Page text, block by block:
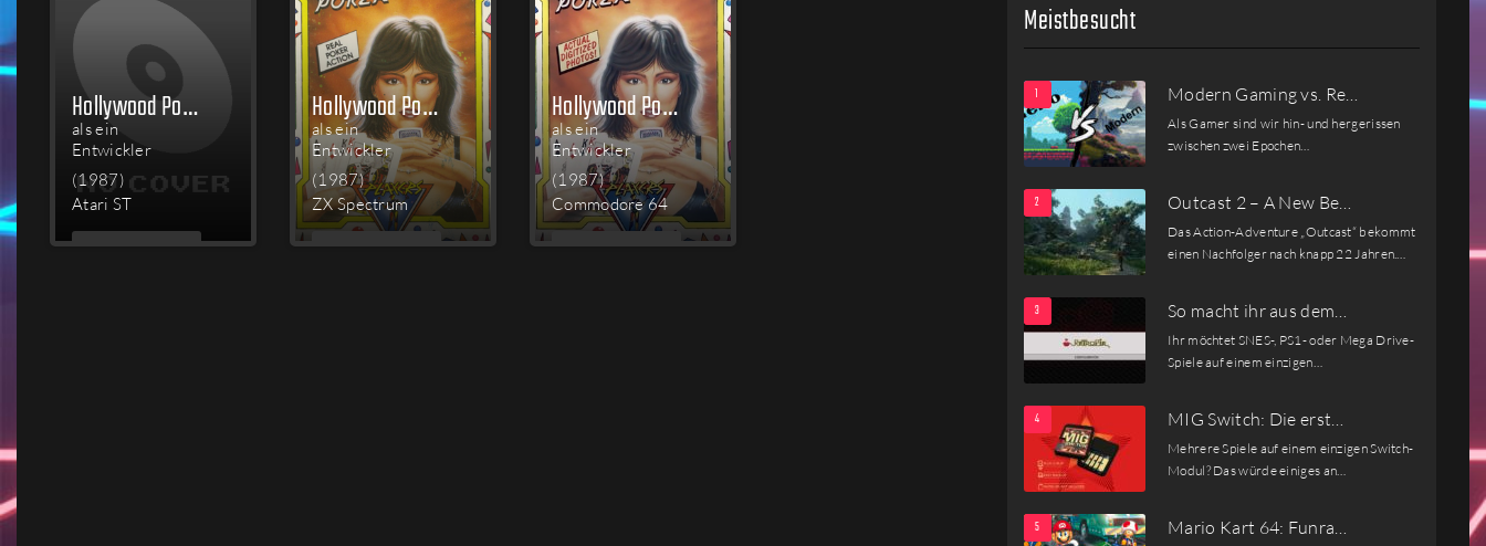
Hollywood Poker
als ein
Entwickler
(1987)
Atari ST
MEHR
Hollywood Poker
als ein
Entwickler
(1987)
ZX Spectrum
MEHR
Hollywood Poker
als ein
Entwickler
(1987)
Commodore 64
MEHR
Meistbesucht
Modern Gaming vs. Re…
Als Gamer sind wir hin- und hergerissen
zwischen zwei Epochen…
Outcast 2 – A New Be…
Das Action-Adventure „Outcast“ bekommt
einen Nachfolger nach knapp 22 Jahren.…
So macht ihr aus dem…
Ihr möchtet SNES-, PS1- oder Mega Drive-
Spiele auf einem einzigen…
MIG Switch: Die erst…
Mehrere Spiele auf einem einzigen Switch-
Modul? Das würde einiges an…
Mario Kart 64: Funra…